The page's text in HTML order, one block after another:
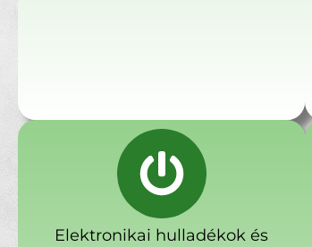
Elektronikai hulladékok és